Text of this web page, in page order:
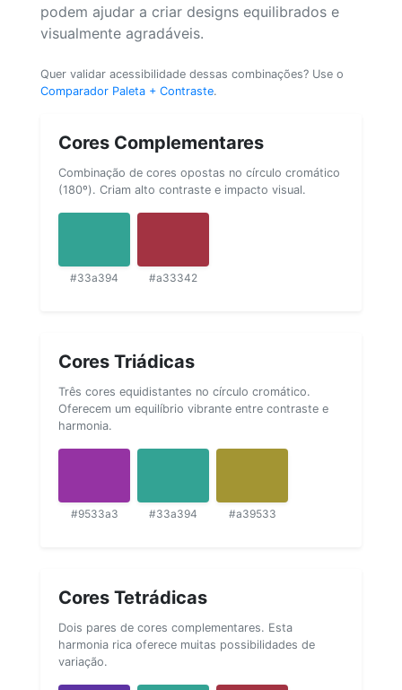
podem ajudar a criar designs equilibrados e
visualmente agradáveis.
Quer validar acessibilidade dessas combinações? Use o
Comparador Paleta + Contraste.
Cores Complementares
Combinação de cores opostas no círculo cromático
(180º). Criam alto contraste e impacto visual.
#33a394 #a33342
Cores Triádicas
Três cores equidistantes no círculo cromático.
Oferecem um equilíbrio vibrante entre contraste e
harmonia.
#9533a3 #33a394 #a39533
Cores Tetrádicas
Dois pares de cores complementares. Esta
harmonia rica oferece muitas possibilidades de
variação.